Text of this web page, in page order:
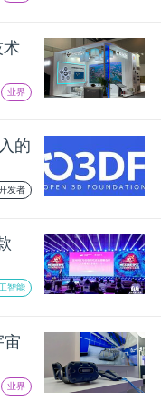
术
业界
的
发者
智能
宙
业界